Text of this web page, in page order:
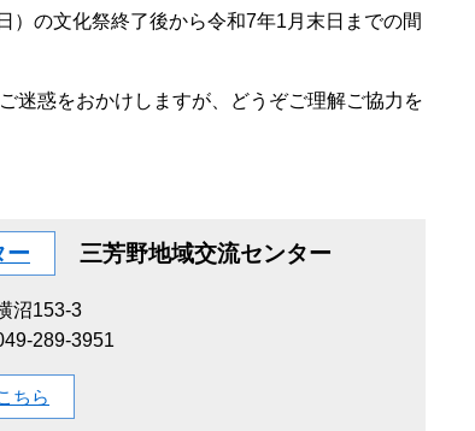
の文化祭終了後から令和7年1月末日までの間
迷惑をおかけしますが、どうぞご理解ご協力を
ー 三芳野地域交流センター
沼153-3
289-3951
ちら